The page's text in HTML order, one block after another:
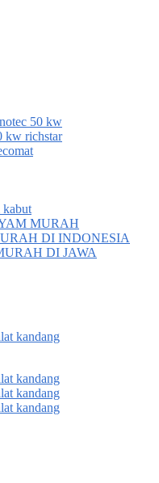
50 kw
kw richstar
kabut
MURAH
DI INDONESIA
DI JAWA